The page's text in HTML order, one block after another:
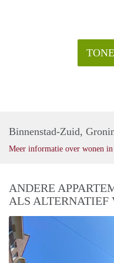
Binnenstad-Zuid,
Meer informatie over wonen
ANDERE
ALS ALTERNATIEF